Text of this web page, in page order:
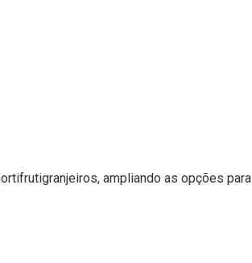
ampliando as opções para